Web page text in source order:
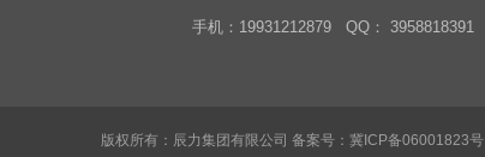
手机：19931212879 QQ： 3958818391
版权所有：辰力集团有限公司 备案号：冀ICP备06001823号